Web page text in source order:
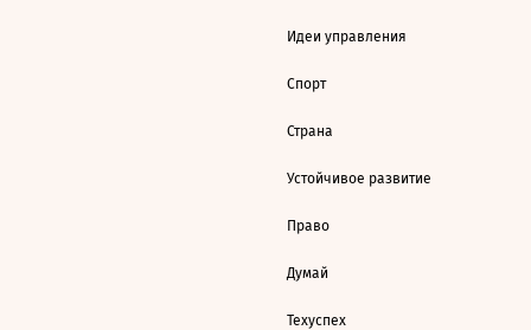
Идеи управления
Спорт
Страна
Устойчивое развитие
Право
Думай
Техуспех